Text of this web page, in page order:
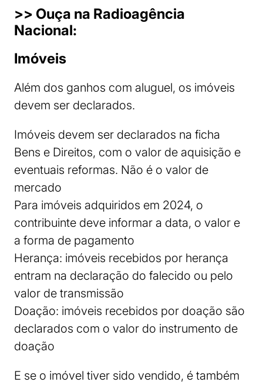
>> Ouça na Radioagência
Nacional:
Imóveis
Além dos ganhos com aluguel, os imóveis
devem ser declarados.
Imóveis devem ser declarados na ficha
Bens e Direitos, com o valor de aquisição e
eventuais reformas. Não é o valor de
mercado
Para imóveis adquiridos em 2024, o
contribuinte deve informar a data, o valor e
a forma de pagamento
Herança: imóveis recebidos por herança
entram na declaração do falecido ou pelo
valor de transmissão
Doação: imóveis recebidos por doação são
declarados com o valor do instrumento de
doação
E se o imóvel tiver sido vendido, é também